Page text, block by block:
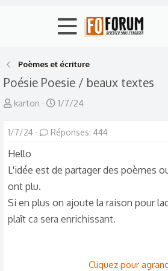
Poèmes et écriture
Poésie Poesie / beaux textes
A
t
e
d
e
l
karton
D
t
é
b
1/7/24
1/7/24 Réponses: 444
Hello
L'idée est de partager des poèmes
ont plu.
Si en plus on ajoute la raison pour
plaît ca sera enrichissant.
Soleilfée,Zalmoxis Cillianet
Cliquez pour